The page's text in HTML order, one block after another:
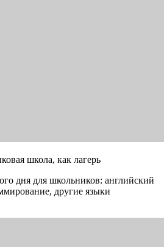
школа, как лагерь
дня для школьников: английский
другие языки